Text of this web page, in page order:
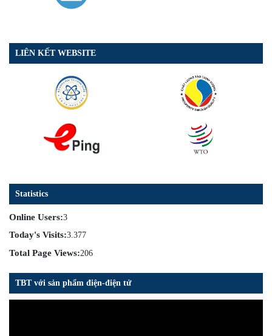
LIÊN KẾT WEBSITE
Statistics
Online Users:3
Today's Visits:3.377
Total Page Views:206
TBT với sản phẩm điện-điện tử